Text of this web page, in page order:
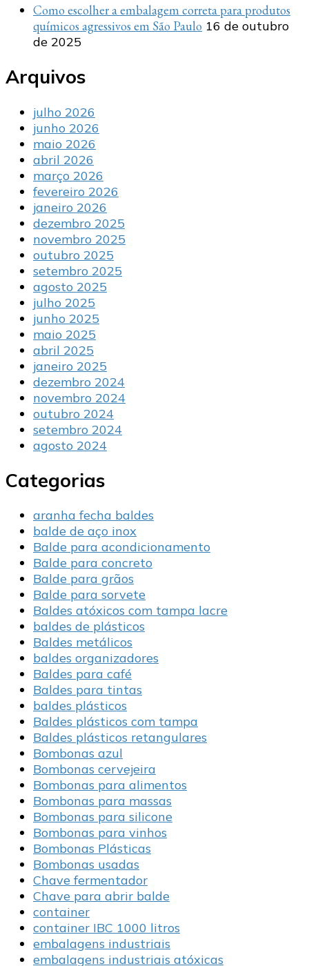
Como escolher a embalagem correta para produtos
químicos agressivos em São Paulo 16 de outubro
de 2025
Arquivos
julho 2026
junho 2026
maio 2026
abril 2026
março 2026
fevereiro 2026
janeiro 2026
dezembro 2025
novembro 2025
outubro 2025
setembro 2025
agosto 2025
julho 2025
junho 2025
maio 2025
abril 2025
janeiro 2025
dezembro 2024
novembro 2024
outubro 2024
setembro 2024
agosto 2024
Categorias
aranha fecha baldes
balde de aço inox
Balde para acondicionamento
Balde para concreto
Balde para grãos
Balde para sorvete
Baldes atóxicos com tampa lacre
baldes de plásticos
Baldes metálicos
baldes organizadores
Baldes para café
Baldes para tintas
baldes plásticos
Baldes plásticos com tampa
Baldes plásticos retangulares
Bombonas azul
Bombonas cervejeira
Bombonas para alimentos
Bombonas para massas
Bombonas para silicone
Bombonas para vinhos
Bombonas Plásticas
Bombonas usadas
Chave fermentador
Chave para abrir balde
container
container IBC 1000 litros
embalagens industriais
embalagens industriais atóxicas